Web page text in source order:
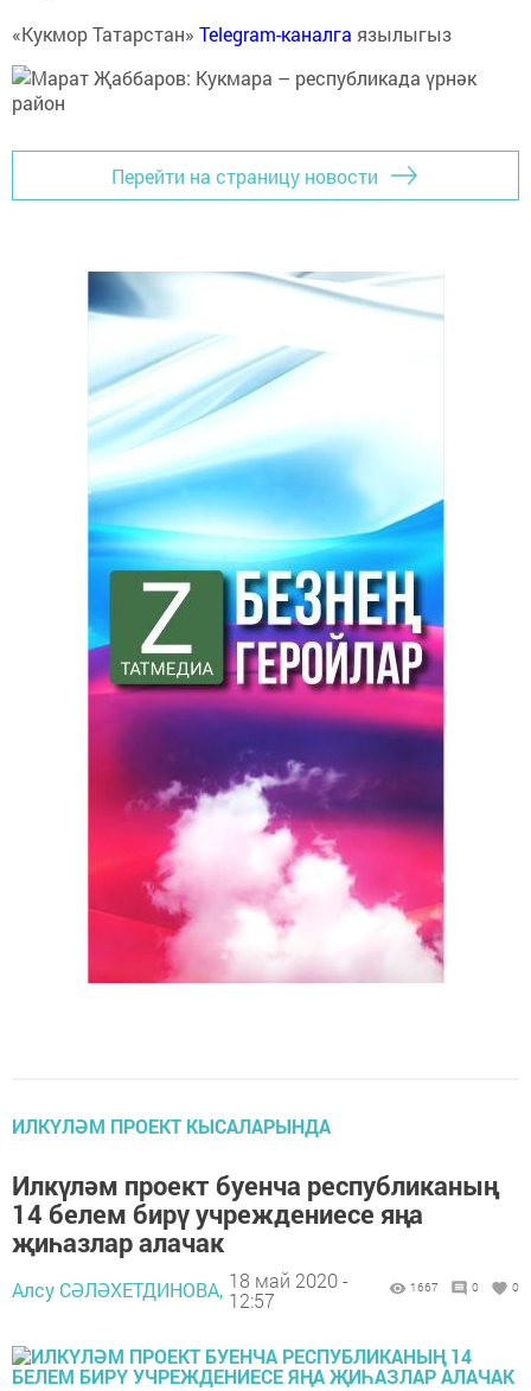
«Кукмор Татарстан» Telegram-каналга язылыгыз
Перейти на страницу новости
ИЛКҮЛӘМ ПРОЕКТ КЫСАЛАРЫНДА
Илкүләм проект буенча республиканың
14 белем бирү учреждениесе яңа
җиһазлар алачак
Алсу СӘЛӘХЕТДИНОВА, 18 май 2020 -
12:57
1667 0 0